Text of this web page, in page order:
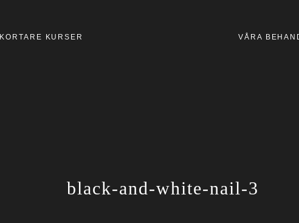
KORTARE KURSER VÅRA
black-and-white-nail-3